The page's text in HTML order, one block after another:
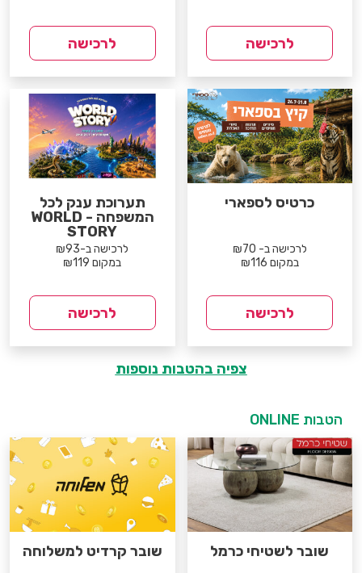
לרכישה לרכישה
כרטיס לספארי
לרכישה ב- ₪70
במקום ₪116
לרכישה
תערוכת ענק לכל
המשפחה - WORLD
STORY
לרכישה ב-₪93
במקום ₪119
לרכישה
צפיה בהטבות נוספות
הטבות ONLINE
שובר לשטיחי כרמל שובר קרדיט למשלוחה